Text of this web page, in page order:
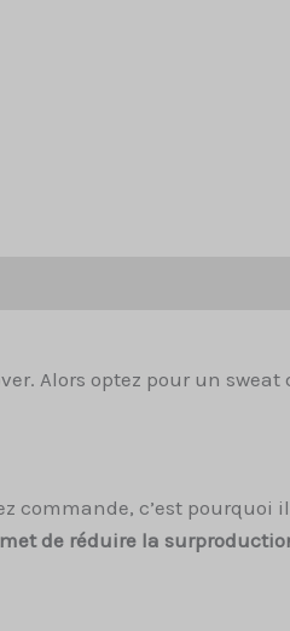
Alors optez pour un
commande, c’est
de réduire la